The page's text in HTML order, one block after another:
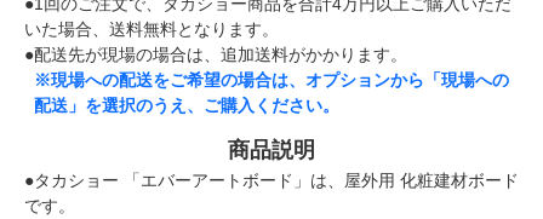
いた場合、送料無料となります。
●配送先が現場の場合は、追加送料がかかります。
※現場への配送をご希望の場合は、オプションから「現場への
配送」を選択のうえ、ご購入ください。
商品説明
●タカショー 「エバーアートボード」は、屋外用 化粧建材ボード
です。